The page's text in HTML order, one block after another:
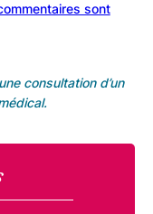
sont
consultation d’un